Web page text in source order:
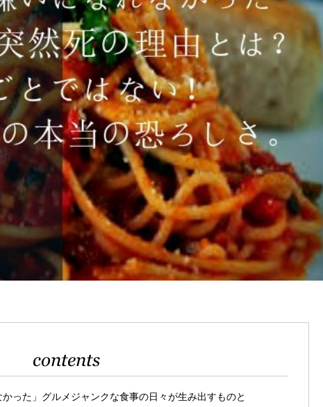
contents
かった」グルメジャンクな食事の日々が生み出すものと